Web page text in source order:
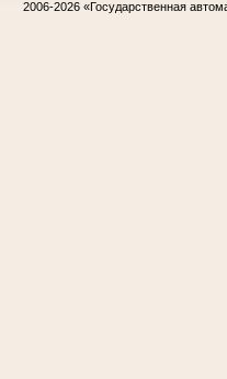
2006-2026 «Государственная